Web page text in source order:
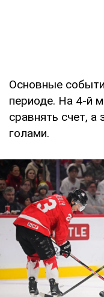
Основные
периоде. На 4-й
сравнять счет,
голами.